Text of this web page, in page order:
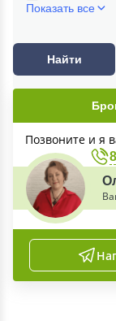
Показать все
Найти
Позвоните и я